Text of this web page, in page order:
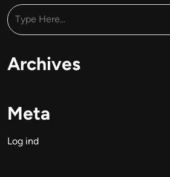
Archives
Meta
Log ind